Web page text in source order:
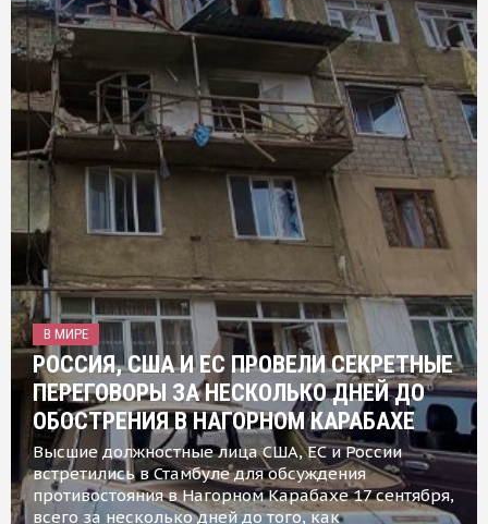
В МИРЕ
РОССИЯ, США И ЕС ПРОВЕЛИ СЕКРЕТНЫЕ
ПЕРЕГОВОРЫ ЗА НЕСКОЛЬКО ДНЕЙ ДО
ОБОСТРЕНИЯ В НАГОРНОМ КАРАБАХЕ
Высшие должностные лица США, ЕС и России
встретились в Стамбуле для обсуждения
противостояния в Нагорном Карабахе 17 сентября,
всего за несколько дней до того, как